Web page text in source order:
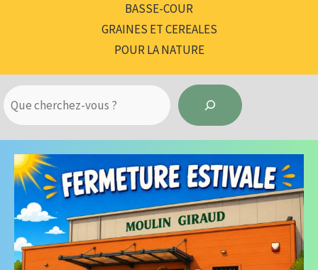
BASSE-COUR
GRAINES ET CEREALES
POUR LA NATURE
R
h
e
c
h
e